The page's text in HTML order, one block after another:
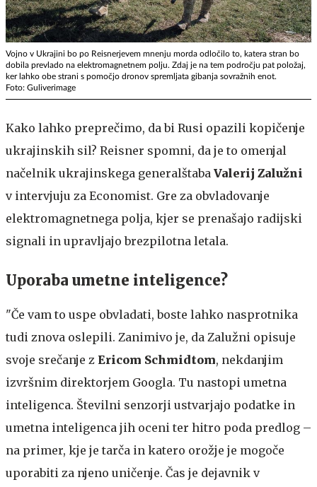
Vojno v Ukrajini bo po Reisnerjevem mnenju morda odločilo to, katera stran bo
dobila prevlado na elektromagnetnem polju. Zdaj je na tem področju pat položaj,
ker lahko obe strani s pomočjo dronov spremljata gibanja sovražnih enot.
Foto: Guliverimage
Kako lahko preprečimo, da bi Rusi opazili kopičenje
ukrajinskih sil? Reisner spomni, da je to omenjal
načelnik ukrajinskega generalštaba Valerij Zalužni
v intervjuju za Economist. Gre za obvladovanje
elektromagnetnega polja, kjer se prenašajo radijski
signali in upravljajo brezpilotna letala.
Uporaba umetne inteligence?
"Če vam to uspe obvladati, boste lahko nasprotnika
tudi znova oslepili. Zanimivo je, da Zalužni opisuje
svoje srečanje z Ericom Schmidtom, nekdanjim
izvršnim direktorjem Googla. Tu nastopi umetna
inteligenca. Številni senzorji ustvarjajo podatke in
umetna inteligenca jih oceni ter hitro poda predlog –
na primer, kje je tarča in katero orožje je mogoče
uporabiti za njeno uničenje. Čas je dejavnik v